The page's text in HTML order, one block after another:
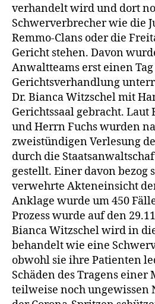
verhandelt wird und dort
Schwerverbrecher wie die
Remmo-Clans oder die
Gericht stehen. Davon
Anwaltteams erst einen
Gerichtsverhandlung
Dr. Bianca Witzschel mit
Gerichtssaal gebracht. Laut
und Herrn Fuchs wurden
zweistündigen Verlesung
durch die
gestellt. Einer davon bezog
verwehrte Akteneinsicht
Anklage wurde um 450
Prozess wurde auf den
Bianca Witzschel wird in
behandelt wie eine
obwohl sie ihre Patienten
Schäden des Tragens einer
teilweise noch